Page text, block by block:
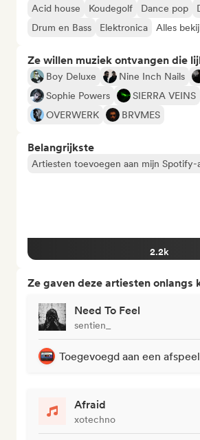
Acid house Koudegolf Dance pop
Drum en Bass
Elektronica Alles
Ze willen muziek ontvangen die
Boy Deluxe Nine Inch Nails
Sophie Powers
SIERRA VEINS
OVERWERK
BRVMES
Belangrijkste
Artiesten toevoegen aan mijn Spotify-
2.2k
Ze gaven deze artiesten onlangs
Need To Feel
sentien_
Toegevoegd aan een
Afraid
xotechno